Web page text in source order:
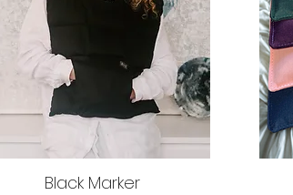
Black Marker